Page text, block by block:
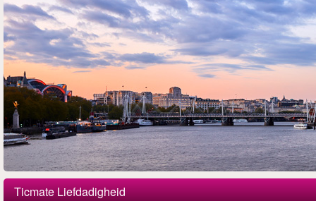
Ticmate Liefdadigheid